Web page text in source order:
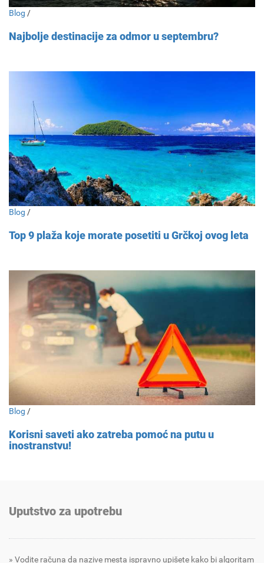
Blog /
Najbolje destinacije za odmor u septembru?
Blog /
Top 9 plaža koje morate posetiti u Grčkoj ovog leta
Blog /
Korisni saveti ako zatreba pomoć na putu u
inostranstvu!
Uputstvo za upotrebu
Vodite računa da nazive mesta ispravno upišete kako bi algoritam